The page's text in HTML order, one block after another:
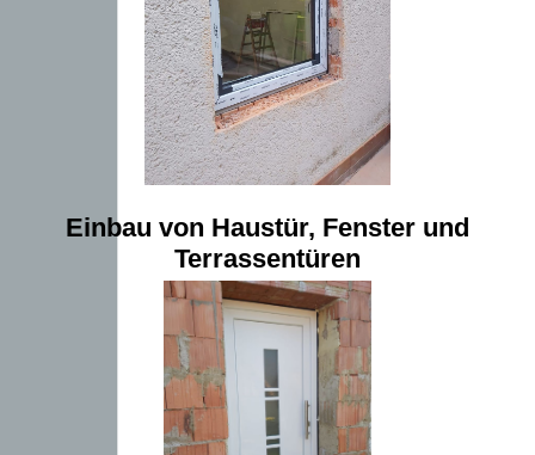
Einbau von Haustür, Fenster und
Terrassentüren